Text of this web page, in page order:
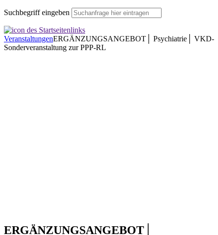
Suchbegriff eingeben
VeranstaltungenERGÄNZUNGSANGEBOT│ Psychiatrie│ VKD-
Sonderveranstaltung zur PPP-RL
ERGÄNZUNGSANGEBOT│